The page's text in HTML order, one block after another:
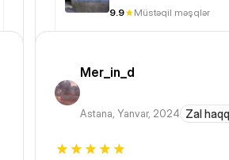
9.9 Müstəqil məşqlər
Mer_in_d
Astana, Yanvar, 2024 Zal